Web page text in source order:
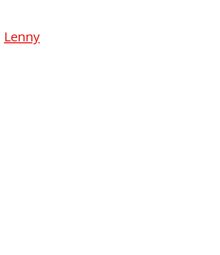
Lenny